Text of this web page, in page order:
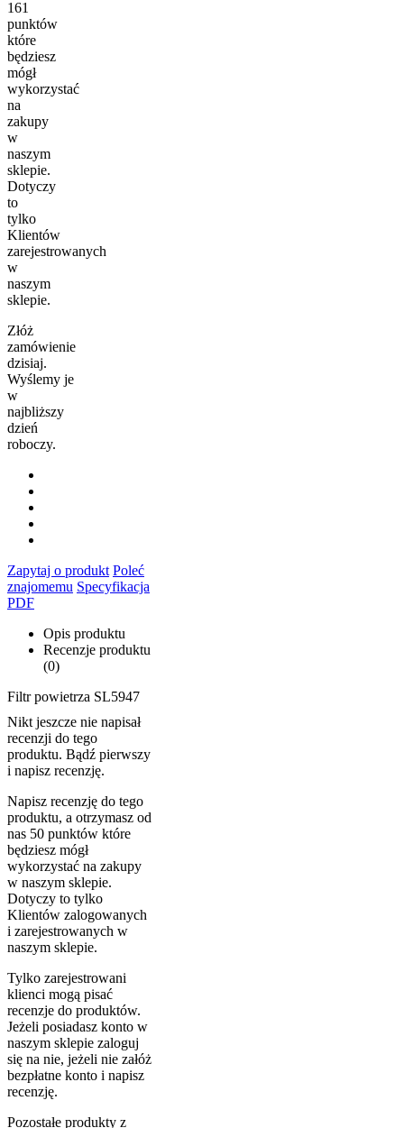
161
punktów
które
będziesz
mógł
wykorzystać
na
zakupy
w
naszym
sklepie.
Dotyczy
to
tylko
Klientów
zarejestrowanych
w
naszym
sklepie.
Złóż
zamówienie
dzisiaj.
Wyślemy je
w
najbliższy
dzień
roboczy.
Zapytaj o produkt Poleć
znajomemu Specyfikacja
PDF
Opis produktu
Recenzje produktu
(0)
Filtr powietrza SL5947
Nikt jeszcze nie napisał
recenzji do tego
produktu. Bądź pierwszy
i napisz recenzję.
Napisz recenzję do tego
produktu, a otrzymasz od
nas 50 punktów które
będziesz mógł
wykorzystać na zakupy
w naszym sklepie.
Dotyczy to tylko
Klientów zalogowanych
i zarejestrowanych w
naszym sklepie.
Tylko zarejestrowani
klienci mogą pisać
recenzje do produktów.
Jeżeli posiadasz konto w
naszym sklepie zaloguj
się na nie, jeżeli nie załóż
bezpłatne konto i napisz
recenzję.
Pozostałe produkty z